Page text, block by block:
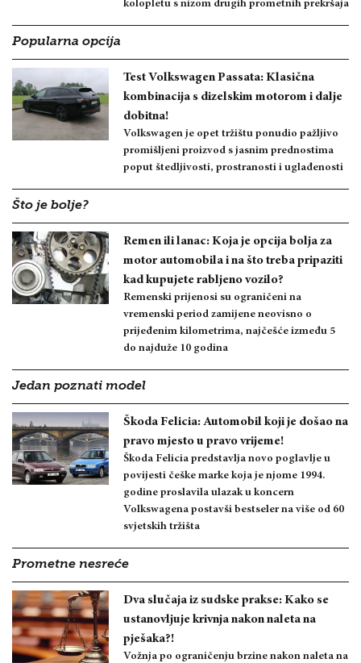
kolopletu s nizom drugih prometnih prekršaja
Popularna opcija
Test Volkswagen Passata: Klasična
kombinacija s dizelskim motorom i dalje
dobitna!
Volkswagen je opet tržištu ponudio pažljivo
promišljeni proizvod s jasnim prednostima
poput štedljivosti, prostranosti i uglađenosti
Što je bolje?
Remen ili lanac: Koja je opcija bolja za
motor automobila i na što treba pripaziti
kad kupujete rabljeno vozilo?
Remenski prijenosi su ograničeni na
vremenski period zamijene neovisno o
prijeđenim kilometrima, najčešće između 5
do najduže 10 godina
Jedan poznati model
Škoda Felicia: Automobil koji je došao na
pravo mjesto u pravo vrijeme!
Škoda Felicia predstavlja novo poglavlje u
povijesti češke marke koja je njome 1994.
godine proslavila ulazak u koncern
Volkswagena postavši bestseler na više od 60
svjetskih tržišta
Prometne nesreće
Dva slučaja iz sudske prakse: Kako se
ustanovljuje krivnja nakon naleta na
pješaka?!
Vožnja po ograničenju brzine nakon naleta na